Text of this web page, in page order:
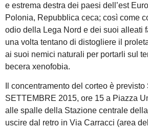
e estrema destra dei paesi dell’est
Polonia, Repubblica ceca; così come
odio della Lega Nord e dei suoi alleati
una volta tentano di distogliere il
ai suoi nemici naturali per portarli sul
becera xenofobia.
Il concentramento del corteo è
SETTEMBRE 2015, ore 15 a Piazza
alle spalle della Stazione centrale
uscire dal retro in Via Carracci (area